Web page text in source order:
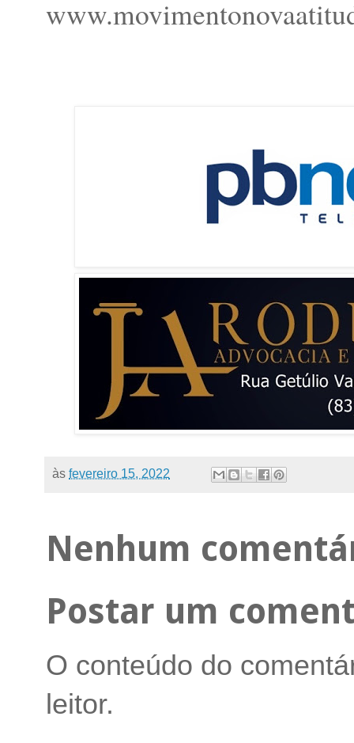
às fevereiro 15, 2022
Nenhum
Postar um
O conteúdo do
leitor.